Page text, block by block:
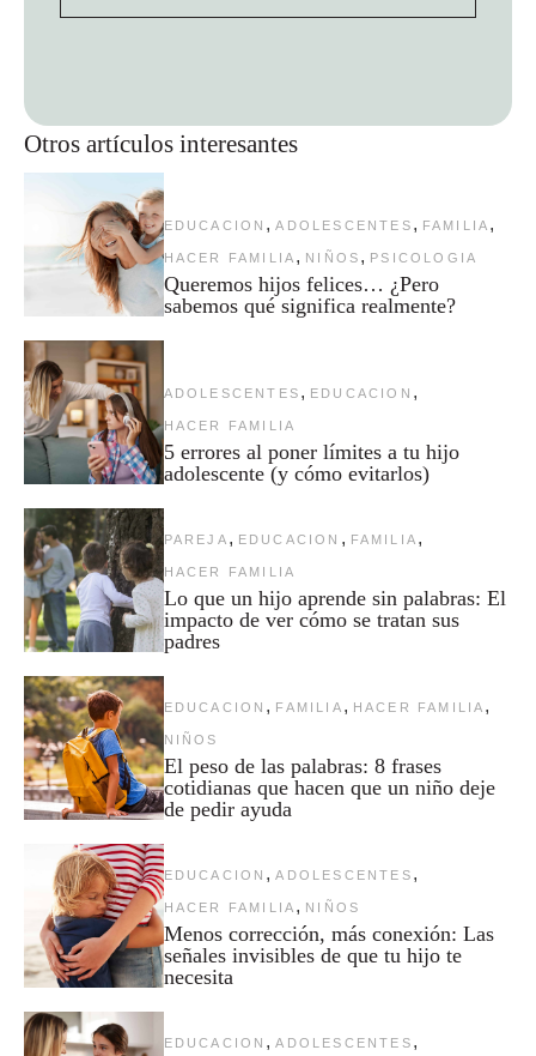
Otros artículos interesantes
EDUCACION , ADOLESCENTES , FAMILIA ,
HACER FAMILIA , NIÑOS , PSICOLOGIA
Queremos hijos felices… ¿Pero
sabemos qué significa realmente?
ADOLESCENTES , EDUCACION ,
HACER FAMILIA
5 errores al poner límites a tu hijo
adolescente (y cómo evitarlos)
PAREJA , EDUCACION , FAMILIA ,
HACER FAMILIA
Lo que un hijo aprende sin palabras: El
impacto de ver cómo se tratan sus
padres
EDUCACION , FAMILIA , HACER FAMILIA ,
NIÑOS
El peso de las palabras: 8 frases
cotidianas que hacen que un niño deje
de pedir ayuda
EDUCACION , ADOLESCENTES ,
HACER FAMILIA , NIÑOS
Menos corrección, más conexión: Las
señales invisibles de que tu hijo te
necesita
EDUCACION , ADOLESCENTES ,